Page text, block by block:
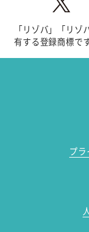
「リゾバ」「リ
有する登録商標です
プ